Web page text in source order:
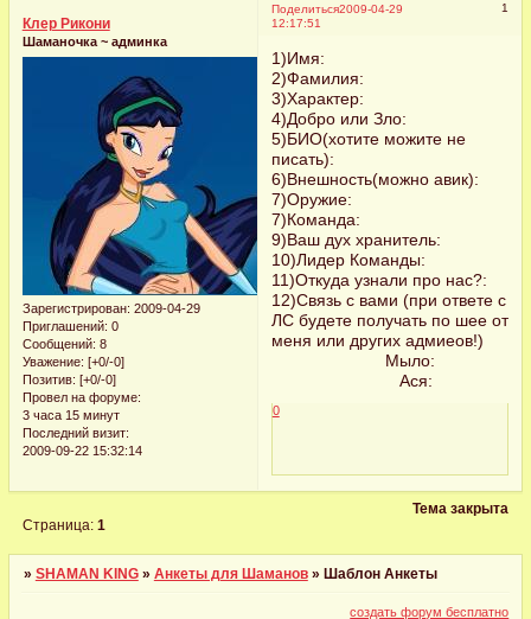
Поделиться 1
2009-04-29
12:17:51
Клер Рикони
Шаманочка ~ админка
Зарегистрирован: 2009-04-29
Приглашений: 0
Сообщений: 8
Уважение: [+0/-0]
Позитив: [+0/-0]
Провел на форуме:
3 часа 15 минут
Последний визит:
2009-09-22 15:32:14
1)Имя:
2)Фамилия:
3)Характер:
4)Добро или Зло:
5)БИО(хотите можите не
писать):
6)Внешность(можно авик):
7)Оружие:
7)Команда:
9)Ваш дух хранитель:
10)Лидер Команды:
11)Откуда узнали про нас?:
12)Связь с вами (при ответе с
ЛС будете получать по шее от
меня или других адмиеов!)
Мыло:
Ася:
0
Тема закрыта
Страница: 1
» SHAMAN KING » Анкеты для Шаманов » Шаблон Анкеты
создать форум бесплатно